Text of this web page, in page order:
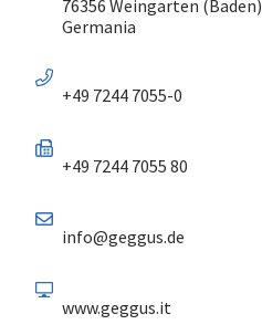
76356 Weingarten (Baden)
Germania
+49 7244 7055-0
+49 7244 7055 80
info@geggus.de
www.geggus.it